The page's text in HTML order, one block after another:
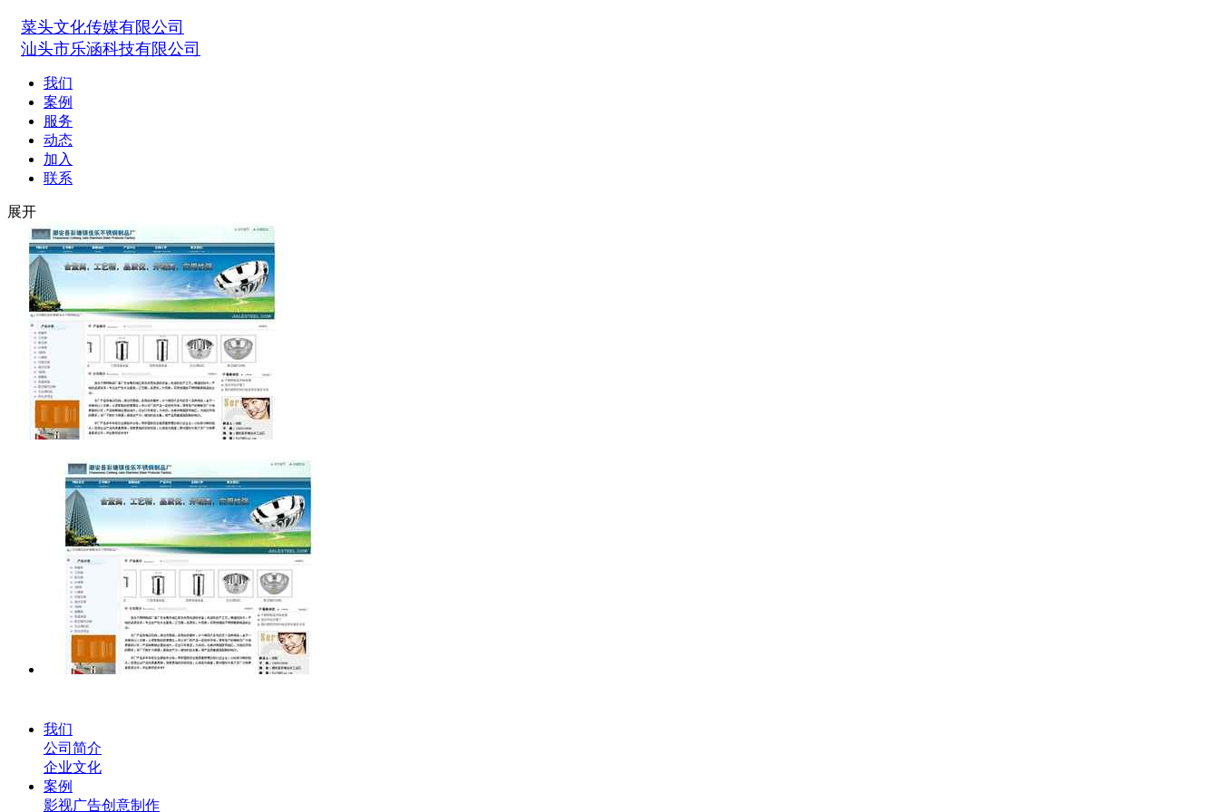
菜头文化传媒有限公司
汕头市乐涵科技有限公司
我们
案例
服务
动态
加入
联系
展开
我们
公司简介
企业文化
案例
影视广告创意制作